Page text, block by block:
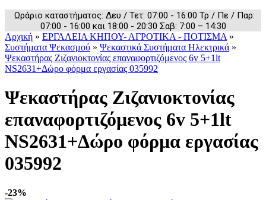
Ωράριο καταστήματος: Δευ / Τετ: 07:00 - 16:00 Τρ / Πε / Παρ:
07:00 - 16:00 και 18:00 - 20:30 Σαβ: 7:00 – 14:30
Αρχική » ΕΡΓΑΛΕΙΑ ΚΗΠΟΥ- ΑΓΡΟΤΙΚΑ - ΠΟΤΙΣΜΑ »
Συστήματα Ψεκασμού » Ψεκαστικά Συστήματα Ηλεκτρικά »
Ψεκαστήρας Ζιζανιοκτονίας επαναφορτιζόμενος 6v 5+1lt
NS2631+Δώρο φόρμα εργασίας 035992
Ψεκαστήρας Ζιζανιοκτονίας
επαναφορτιζόμενος 6v 5+1lt
NS2631+Δώρο φόρμα εργασίας
035992
-23%